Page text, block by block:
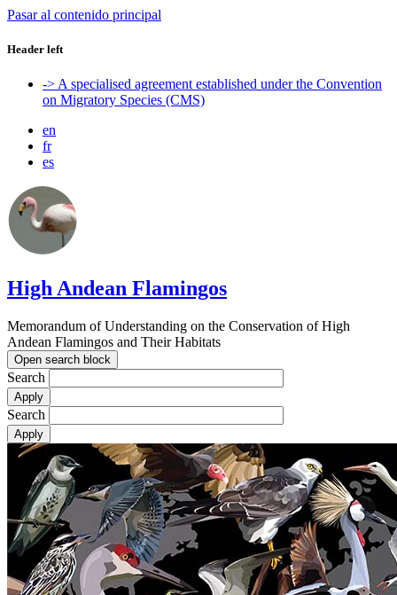
Pasar al contenido principal
Header left
-> A specialised agreement established under the Convention
on Migratory Species (CMS)
en
fr
es
High Andean Flamingos
Memorandum of Understanding on the Conservation of High
Andean Flamingos and Their Habitats
Open search block
Search
Search